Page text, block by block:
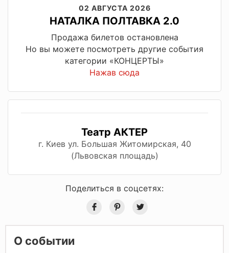
02 АВГУСТА 2026
НАТАЛКА ПОЛТАВКА 2.0
Продажа билетов остановлена
Но вы можете посмотреть другие события
категории «КОНЦЕРТЫ»
Нажав сюда
Театр АКТЕР
г. Киев ул. Большая Житомирская, 40
(Львовская площадь)
Поделиться в соцсетях:
О событии